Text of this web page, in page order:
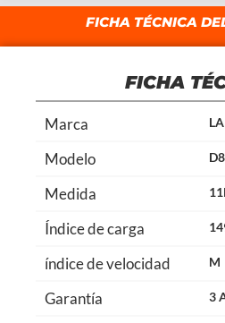
FICHA TÉCNICA
FICHA
Marca
Modelo
Medida
Índice de carga
índice de velocidad M
Garantía 3